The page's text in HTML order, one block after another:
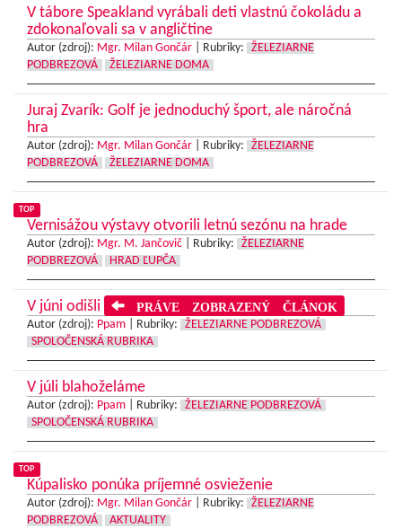
V tábore Speakland vyrábali deti vlastnú čokoládu a
zdokonaľovali sa v angličtine
Autor (zdroj): Mgr. Milan Gončár Rubriky:
ŽELEZIARNE
PODBREZOVÁ
ŽELEZIARNE DOMA
Juraj Zvarík: Golf je jednoduchý šport, ale náročná
hra
Autor (zdroj): Mgr. Milan Gončár Rubriky:
ŽELEZIARNE
PODBREZOVÁ
ŽELEZIARNE DOMA
TOP
Vernisážou výstavy otvorili letnú sezónu na hrade
Autor (zdroj): Mgr. M. Jančovič Rubriky:
ŽELEZIARNE
PODBREZOVÁ
HRAD ĽUPČA
V júni odišli PRÁVE ZOBRAZENÝ ČLÁNOK
Autor (zdroj): Ppam Rubriky:
ŽELEZIARNE PODBREZOVÁ
SPOLOČENSKÁ RUBRIKA
V júli blahoželáme
Autor (zdroj): Ppam Rubriky:
ŽELEZIARNE PODBREZOVÁ
SPOLOČENSKÁ RUBRIKA
TOP
Kúpalisko ponúka príjemné osvieženie
Autor (zdroj): Mgr. Milan Gončár Rubriky:
ŽELEZIARNE
PODBREZOVÁ
AKTUALITY